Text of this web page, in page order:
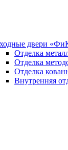
двери
Отделка
Отделка
Отделка
Внутренняя